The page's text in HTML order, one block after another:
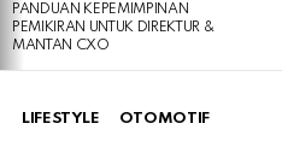
PANDUAN KEPEMIMPINAN
PEMIKIRAN UNTUK DIREKTUR &
MANTAN CXO
LIFESTYLE OTOMOTIF